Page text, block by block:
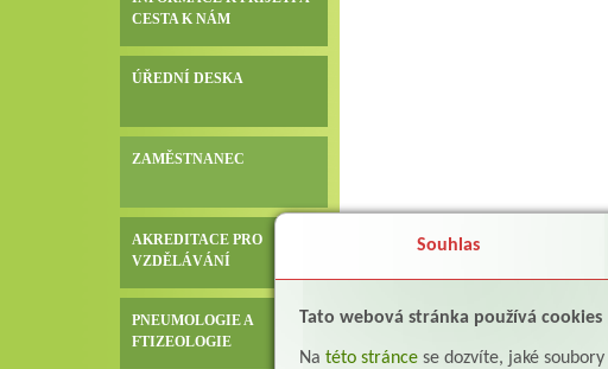
CESTA K NÁM
ÚŘEDNÍ DESKA
ZAMĚSTNANEC
AKREDITACE PRO
VZDĚLÁVÁNÍ
PNEUMOLOGIE A
FTIZEOLOGIE
Souhlas
Tato webová stránka používá cookies
Na této stránce se dozvíte, jaké